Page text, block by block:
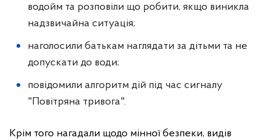
водойм та розповіли що робити, якщо виникла
надзвичайна ситуація;
наголосили батькам наглядати за дітьми та не
допускати до води;
повідомили алгоритм дій під час сигналу
"Повітряна тривога".
Крім того нагадали щодо мінної безпеки, видів